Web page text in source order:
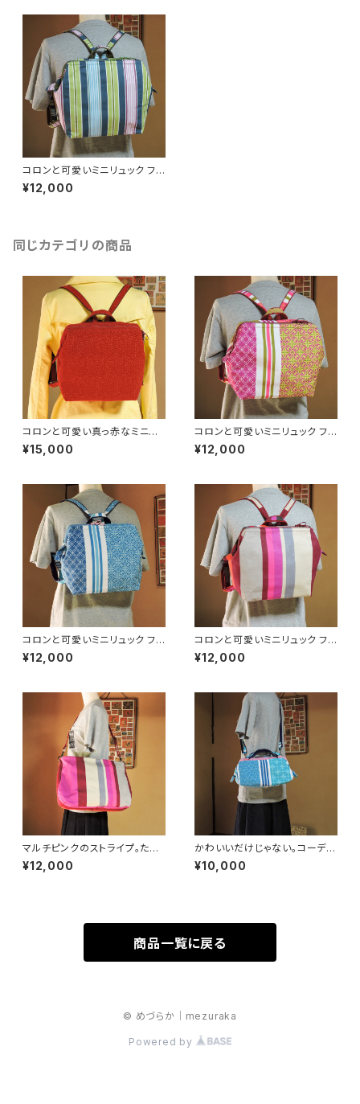
コロンと可愛いミニリュック フラ
ンス生地 ☆限定品☆ mib020
¥12,000
同じカテゴリの商品
コロンと可愛い真っ赤なミニリ
ュック フランス生地 ☆受注製作
☆
¥15,000
コロンと可愛いミニリュック フラ
ンス生地 ☆限定品☆ mib021
¥12,000
コロンと可愛いミニリュック フラ
ンス生地 ☆限定品☆ mib022
¥12,000
コロンと可愛いミニリュック フラ
ンス生地 ☆限定品☆ mib019
¥12,000
マルチピンクのストライプ。たっ
ぷり収納ショルダーバッグ ☆限
定品☆ mib001
¥12,000
かわいいだけじゃない。コーデに
合わせて 2wayバッグ フランス
生地 ☆限定品☆ mib024
¥10,000
商品一覧に戻る
© めづらか｜mezuraka
Powered by